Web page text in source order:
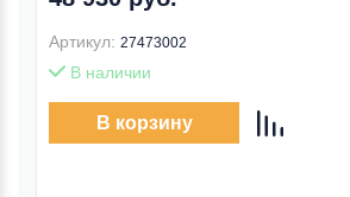
Артикул: 27473002
В наличии
В корзину